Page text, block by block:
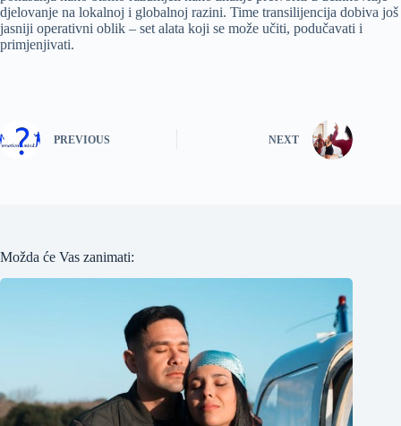
djelovanje na lokalnoj i globalnoj razini. Time transilijencija dobiva još
jasniji operativni oblik – set alata koji se može učiti, podučavati i
primjenjivati.
PREVIOUS NEXT
Možda će Vas zanimati: